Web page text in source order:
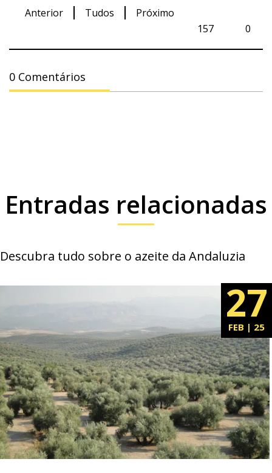
Anterior Tudos
Próximo
0
157
0 Comentários
Entradas relacionadas
Descubra tudo sobre o azeite da Andaluzia
27
FEB | 25